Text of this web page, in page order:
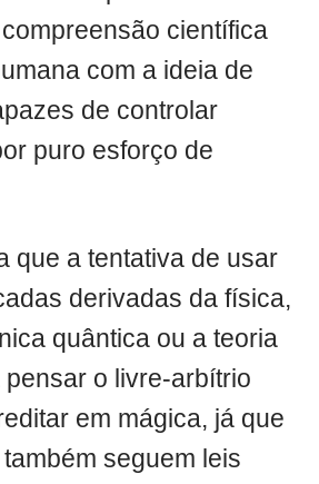
científica
com a ideia de
de controlar
puro esforço de
que a tentativa de usar
derivadas da física,
quântica ou a teoria
o livre-arbítrio
em mágica, já que
seguem leis